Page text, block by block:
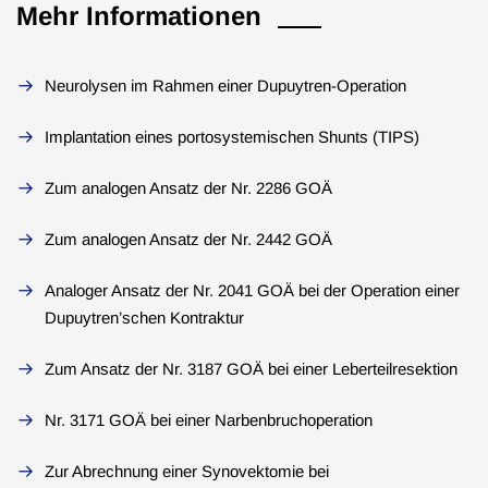
Mehr Informationen
Neurolysen im Rahmen einer Dupuytren-Operation
Implantation eines portosystemischen Shunts (TIPS)
Zum analogen Ansatz der Nr. 2286 GOÄ
Zum analogen Ansatz der Nr. 2442 GOÄ
Analoger Ansatz der Nr. 2041 GOÄ bei der Operation einer
Dupuytren’schen Kontraktur
Zum Ansatz der Nr. 3187 GOÄ bei einer Leberteilresektion
Nr. 3171 GOÄ bei einer Narbenbruchoperation
Zur Abrechnung einer Synovektomie bei